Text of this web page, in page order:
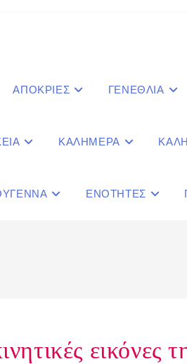
ΑΠΟΚΡΙΕΣ ΓΕΝΕΘΛΙΑ
ΚΑΛΗΜΕΡΑ
ΕΝΟΤΗΤΕΣ
εικόνες